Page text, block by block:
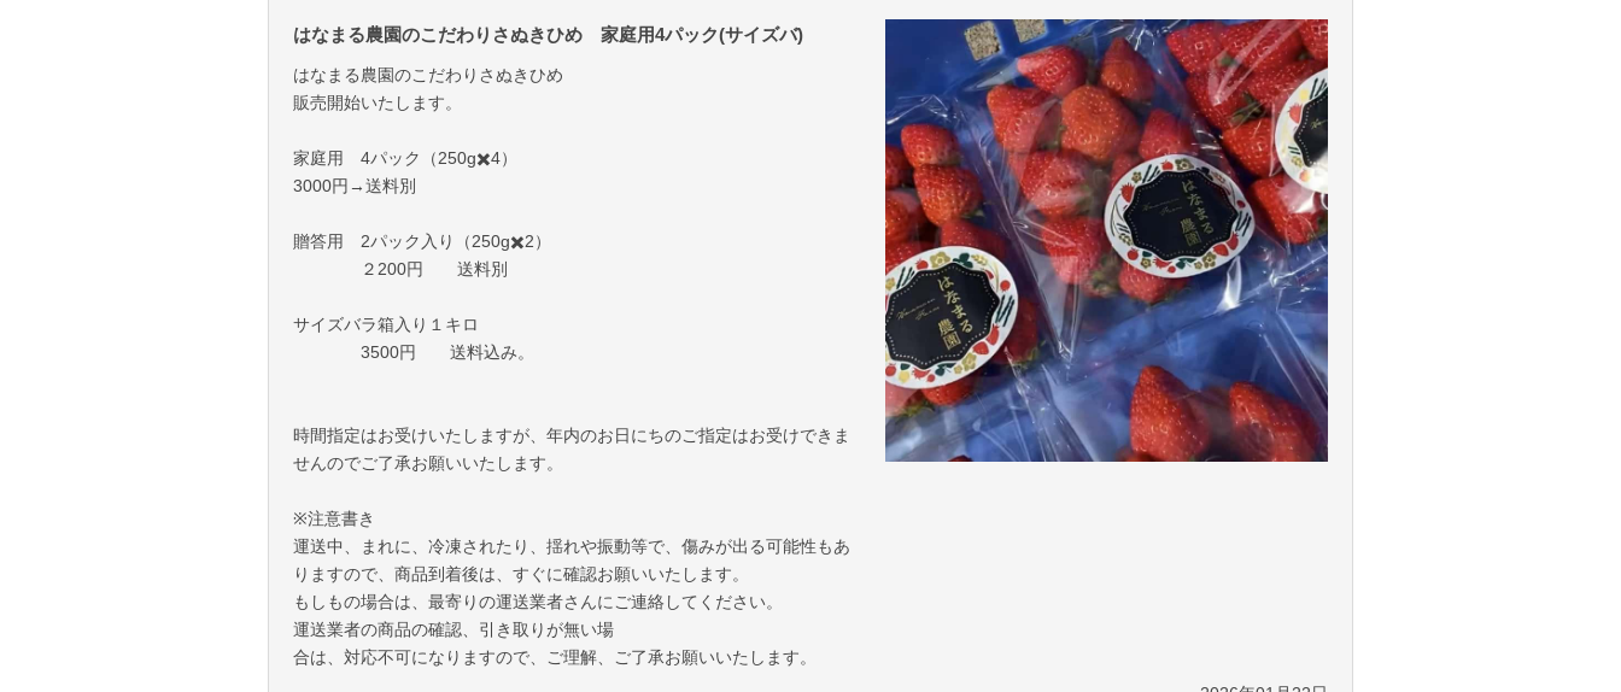
はなまる農園のこだわりさぬきひめ 家庭用4パック(サイズバ)
はなまる農園のこだわりさぬきひめ
販売開始いたします。
家庭用 4パック（250g✖️4）
3000円→送料別
贈答用 2パック入り（250g✖️2）
２200円 送料別
サイズバラ箱入り１キロ
3500円 送料込み。
時間指定はお受けいたしますが、年内のお日にちのご指定はお受けできま
せんのでご了承お願いいたします。
※注意書き
運送中、まれに、冷凍されたり、揺れや振動等で、傷みが出る可能性もあ
りますので、商品到着後は、すぐに確認お願いいたします。
もしもの場合は、最寄りの運送業者さんにご連絡してください。
運送業者の商品の確認、引き取りが無い場
合は、対応不可になりますので、ご理解、ご了承お願いいたします。